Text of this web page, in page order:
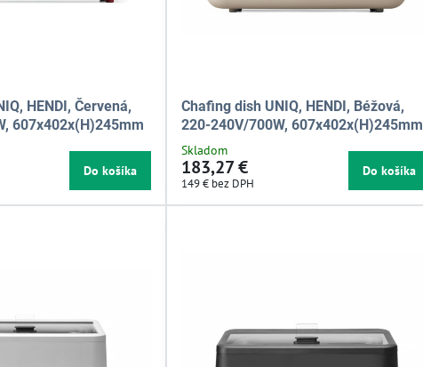
HENDI, Červená,
607x402x(H)245mm
Do košíka
Chafing dish UNIQ, HENDI, Béžová,
220-240V/700W, 607x402x(H)245mm
Skladom
183,27 €
149 € bez DPH
Do košíka